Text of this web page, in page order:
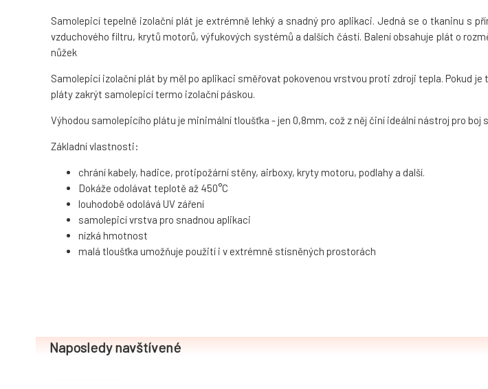
Samolepicí tepelně izolační plát je extrémně lehký a snadný pro aplikaci. Jedná se o tkaninu s
vzduchového filtru, krytů motorů, výfukových systémů a dalších částí. Balení obsahuje plát o
nůžek
Samolepicí izolační plát by měl po aplikaci směřovat pokovenou vrstvou proti zdroji tepla. Pokud
pláty zakrýt samolepicí termo izolační páskou.
Výhodou samolepicího plátu je minimální tloušťka - jen 0,8mm, což z něj činí ideální nástroj pro
Základní vlastnosti:
chrání kabely, hadice, protipožární stěny, airboxy, kryty motoru, podlahy a další.
Dokáže odolávat teplotě až 450°C
louhodobě odolává UV záření
samolepicí vrstva pro snadnou aplikaci
nízká hmotnost
malá tloušťka umožňuje použití i v extrémně stísněných prostorách
Naposledy navštívené